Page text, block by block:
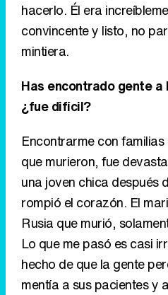
hacerlo. Él era
convincente y listo, no
mintiera.
Has encontrado gente a
¿fue difícil?
Encontrarme con
que murieron, fue
una joven chica después
rompió el corazón. El
Rusia que murió,
Lo que me pasó es casi
hecho de que la gente
mentía a sus pacientes y